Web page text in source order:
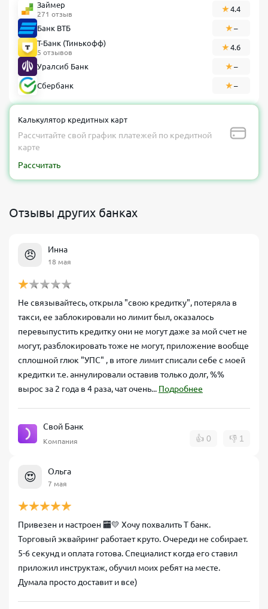
Займер
271 отзыв
4.4
Банк ВТБ
–
Т-Банк (Тинькофф)
5 отзывов
4.6
Уралсиб Банк –
Сбербанк –
Калькулятор кредитных карт
Рассчитайте свой график платежей по кредитной
карте
Рассчитать
Отзывы других банках
😠 Инна
18 мая
Не связывайтесь, открыла "свою кредитку", потеряла в
такси, ее заблокировали но лимит был, оказалось
перевыпустить кредитку они не могут даже за мой счет не
могут, разблокировать тоже не могут, приложение вообще
сплошной глюк "УПС" , в итоге лимит списали себе с моей
кредитки т.е. аннулировали оставив только долг, %%
вырос за 2 года в 4 раза, чат очень... Подробнее
Свой Банк
Компания 👍 0 👎 1
😍 Ольга
7 мая
Привезен и настроен 🏧💛 Хочу похвалить Т банк.
Торговый эквайринг работает круто. Очереди не собирает.
5-6 секунд и оплата готова. Специалист когда его ставил
приложил инструктаж, обучил моих ребят на месте.
Думала просто доставит и все)